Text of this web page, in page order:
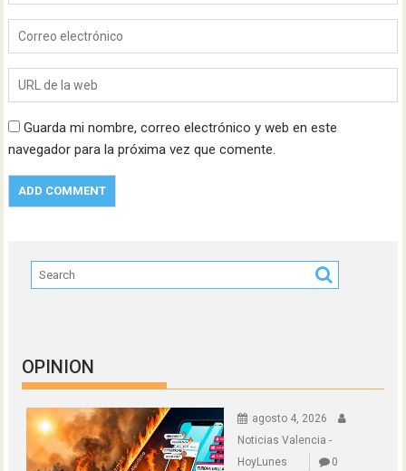
Guarda mi nombre, correo electrónico y web en este
navegador para la próxima vez que comente.
OPINION
agosto 4, 2026
Noticias Valencia -
HoyLunes
0